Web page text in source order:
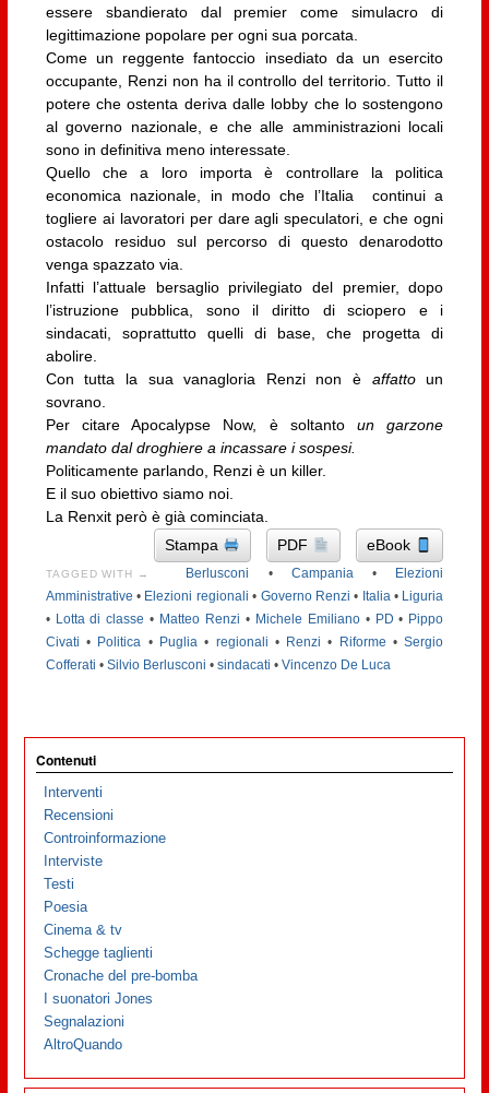
essere sbandierato dal premier come simulacro di
legittimazione popolare per ogni sua porcata.
Come un reggente fantoccio insediato da un esercito
occupante, Renzi non ha il controllo del territorio. Tutto il
potere che ostenta deriva dalle lobby che lo sostengono
al governo nazionale, e che alle amministrazioni locali
sono in definitiva meno interessate.
Quello che a loro importa è controllare la politica
economica nazionale, in modo che l’Italia continui a
togliere ai lavoratori per dare agli speculatori, e che ogni
ostacolo residuo sul percorso di questo denarodotto
venga spazzato via.
Infatti l’attuale bersaglio privilegiato del premier, dopo
l’istruzione pubblica, sono il diritto di sciopero e i
sindacati, soprattutto quelli di base, che progetta di
abolire.
Con tutta la sua vanagloria Renzi non è affattoun
sovrano.
Per citare Apocalypse Now, è soltantoun garzone
mandato dal droghiere a incassare i sospesi.
Politicamente parlando, Renzi è un killer.
E il suo obiettivo siamo noi.
La Renxit però è già cominciata.
Stampa
PDF eBook
TAGGED WITH → Berlusconi • Campania•
Elezioni
Amministrative • Elezioni regionali • Governo Renzi • Italia• Liguria
• Lotta di classe • Matteo Renzi • Michele Emiliano• PD • Pippo
Civati • Politica • Puglia• regionali • Renzi • Riforme •Sergio
Cofferati • Silvio Berlusconi • sindacati • Vincenzo De Luca
Contenuti
Interventi
Recensioni
Controinformazione
Interviste
Testi
Poesia
Cinema & tv
Schegge taglienti
Cronache del pre-bomba
I suonatori Jones
Segnalazioni
AltroQuando